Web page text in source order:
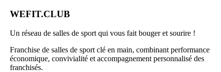
WEFIT.CLUB
Un réseau de salles de sport qui vous fait bouger et sourire !
Franchise de salles de sport clé en main, combinant performance
économique, convivialité et accompagnement personnalisé des
franchisés.